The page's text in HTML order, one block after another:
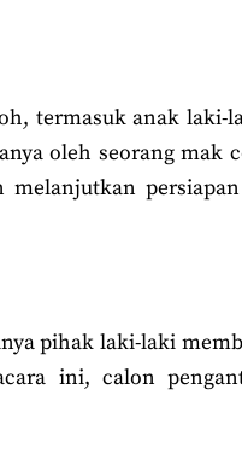
termasuk anak laki-
oleh seorang mak
pihak laki-laki
ini, calon